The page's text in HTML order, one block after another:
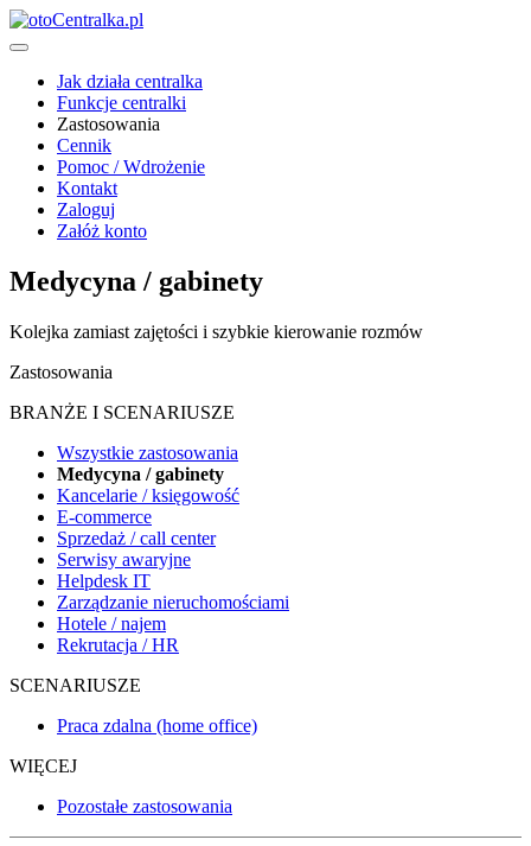
Jak działa centralka
Funkcje centralki
Zastosowania
Cennik
Pomoc / Wdrożenie
Kontakt
Zaloguj
Załóż konto
Medycyna / gabinety
Kolejka zamiast zajętości i szybkie kierowanie rozmów
Zastosowania
BRANŻE I SCENARIUSZE
Wszystkie zastosowania
Medycyna / gabinety
Kancelarie / księgowość
E-commerce
Sprzedaż / call center
Serwisy awaryjne
Helpdesk IT
Zarządzanie nieruchomościami
Hotele / najem
Rekrutacja / HR
SCENARIUSZE
Praca zdalna (home office)
WIĘCEJ
Pozostałe zastosowania